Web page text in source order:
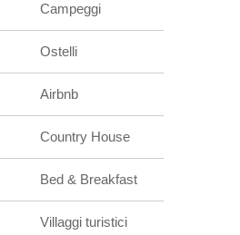
Campeggi
Ostelli
Airbnb
Country House
Bed & Breakfast
Villaggi turistici